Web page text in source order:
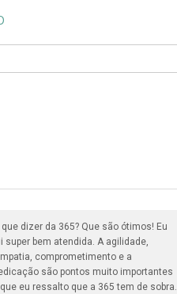
que dizer da 365? Que são ótimos! Eu
super bem atendida. A agilidade,
comprometimento e a
são pontos muito importantes
eu ressalto que a 365 tem de sobra.